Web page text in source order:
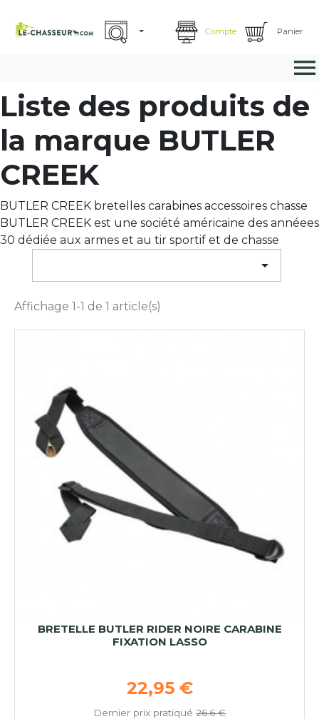
Compte Panier

Liste des produits de
la marque BUTLER
CREEK
BUTLER CREEK bretelles carabines accessoires chasse
BUTLER CREEK est une société américaine des annéees
30 dédiée aux armes et au tir sportif et de chasse

Affichage 1-1 de 1 article(s)
BRETELLE BUTLER RIDER NOIRE CARABINE
FIXATION LASSO
Prix de base
22,95 €
Dernier prix pratiqué 26.6 €